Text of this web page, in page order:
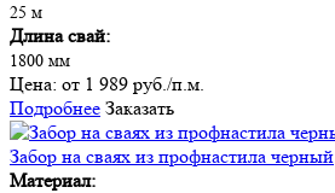
25 м
Длина свай:
1800 мм
Цена: от 1 989 руб./п.м.
Подробнее Заказать
Забор на сваях из профнастила черный
Материал: